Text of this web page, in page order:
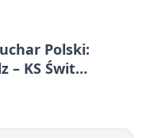
Polski:
– KS Świt